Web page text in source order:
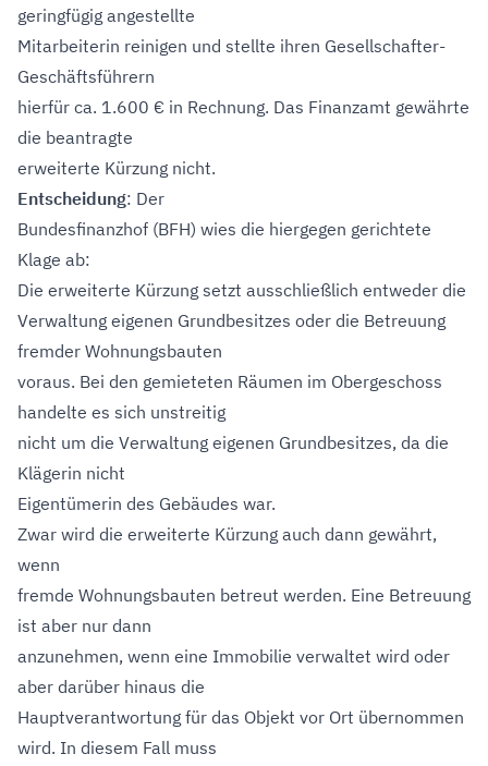
geringfügig angestellte
Mitarbeiterin reinigen und stellte ihren Gesellschafter-
Geschäftsführern
hierfür ca. 1.600 € in Rechnung. Das Finanzamt gewährte
die beantragte
erweiterte Kürzung nicht.
Entscheidung: Der
Bundesfinanzhof (BFH) wies die hiergegen gerichtete
Klage ab:
Die erweiterte Kürzung setzt ausschließlich entweder die
Verwaltung eigenen Grundbesitzes oder die Betreuung
fremder Wohnungsbauten
voraus. Bei den gemieteten Räumen im Obergeschoss
handelte es sich unstreitig
nicht um die Verwaltung eigenen Grundbesitzes, da die
Klägerin nicht
Eigentümerin des Gebäudes war.
Zwar wird die erweiterte Kürzung auch dann gewährt,
wenn
fremde Wohnungsbauten betreut werden. Eine Betreuung
ist aber nur dann
anzunehmen, wenn eine Immobilie verwaltet wird oder
aber darüber hinaus die
Hauptverantwortung für das Objekt vor Ort übernommen
wird. In diesem Fall muss